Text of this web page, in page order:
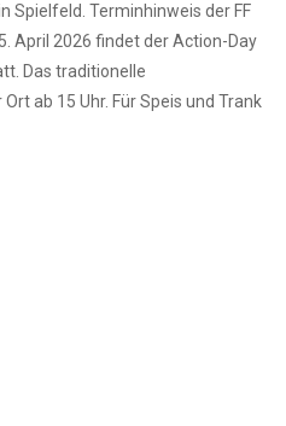
Spielfeld. Terminhinweis der FF
April 2026 findet der Action-Day
Das traditionelle
ab 15 Uhr. Für Speis und Trank